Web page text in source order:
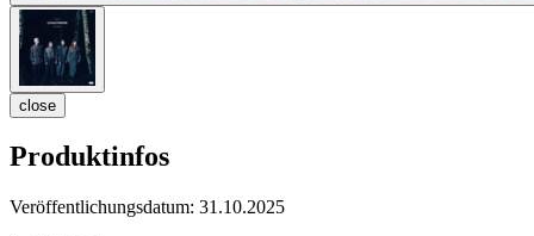
close
Produktinfos
Veröffentlichungsdatum: 31.10.2025